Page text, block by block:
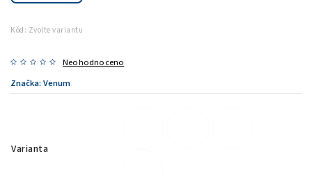
Kód: Zvolte variantu
Neohodnoceno
Značka: Venum
Varianta